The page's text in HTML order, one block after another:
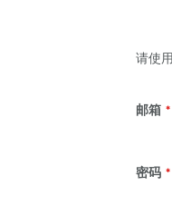
请使
邮箱
密码